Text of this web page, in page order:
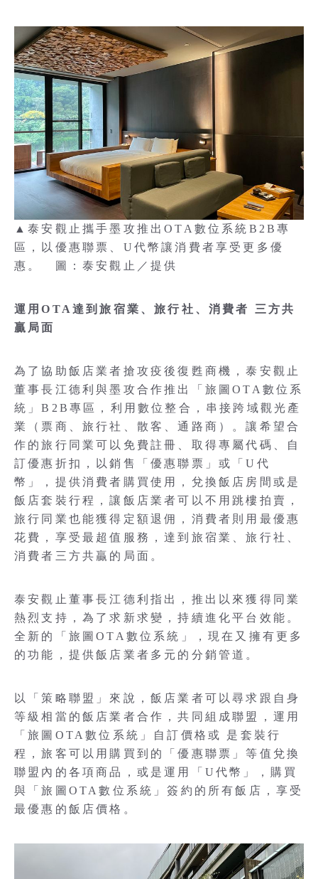
▲泰安觀止攜手墨攻推出OTA數位系統B2B專
區，以優惠聯票、U代幣讓消費者享受更多優
惠。 圖：泰安觀止／提供
運用OTA達到旅宿業、旅行社、消費者 三方共
贏局面
為了協助飯店業者搶攻疫後復甦商機，泰安觀止
董事長江德利與墨攻合作推出「旅圖OTA數位系
統」B2B專區，利用數位整合，串接跨域觀光產
業（票商、旅行社、散客、通路商）。讓希望合
作的旅行同業可以免費註冊、取得專屬代碼、自
訂優惠折扣，以銷售「優惠聯票」或「U代
幣」，提供消費者購買使用，兌換飯店房間或是
飯店套裝行程，讓飯店業者可以不用跳樓拍賣，
旅行同業也能獲得定額退佣，消費者則用最優惠
花費，享受最超值服務，達到旅宿業、旅行社、
消費者三方共贏的局面。
泰安觀止董事長江德利指出，推出以來獲得同業
熱烈支持，為了求新求變，持續進化平台效能。
全新的「旅圖OTA數位系統」，現在又擁有更多
的功能，提供飯店業者多元的分銷管道。
以「策略聯盟」來說，飯店業者可以尋求跟自身
等級相當的飯店業者合作，共同組成聯盟，運用
「旅圖OTA數位系統」自訂價格或 是套裝行
程，旅客可以用購買到的「優惠聯票」等值兌換
聯盟內的各項商品，或是運用「U代幣」，購買
與「旅圖OTA數位系統」簽約的所有飯店，享受
最優惠的飯店價格。